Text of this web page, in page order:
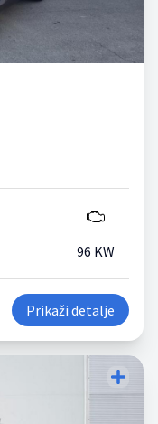
96 KW
Prikaži detalje